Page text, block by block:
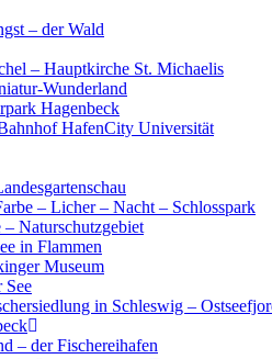
– der Wald
– Hauptkirche St. Michaelis
Wunderland
Hagenbeck
HafenCity Universität
– Licher – Nacht – Schlosspark
Naturschutzgebiet
in Flammen
Museum
See
in Schleswig –
– der Fischereihafen